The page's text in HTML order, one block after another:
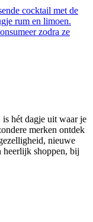
cocktail met de
rum en limoen.
zodra ze
hét dagje uit waar je
merken ontdek
nieuwe
heerlijk shoppen, bij